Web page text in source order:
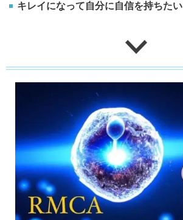
キレイになって自分に自信を持ちたい